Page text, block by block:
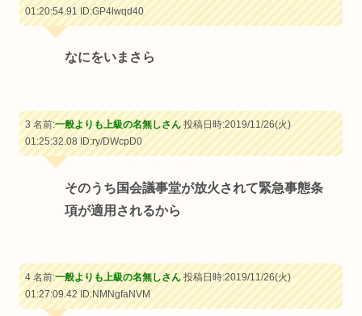
01:20:54.91ID:GP4lwqd40
なにをいまさら
3 名前:一般よりも上級の名無しさん投稿日時:2019/11/26(火)
01:25:32.08ID:ry/DWcpD0
そのうち国会議事堂が放火されて緊急事態条
項が適用されるから
4 名前:一般よりも上級の名無しさん投稿日時:2019/11/26(火)
01:27:09.42ID:NMNgfaNVM